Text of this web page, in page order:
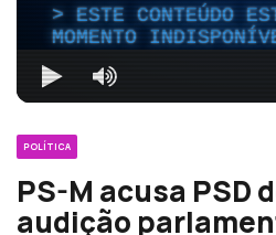
ESTE CONTEÚDO
MOMENTO
POLÍTICA
PS-M acusa PSD
audição